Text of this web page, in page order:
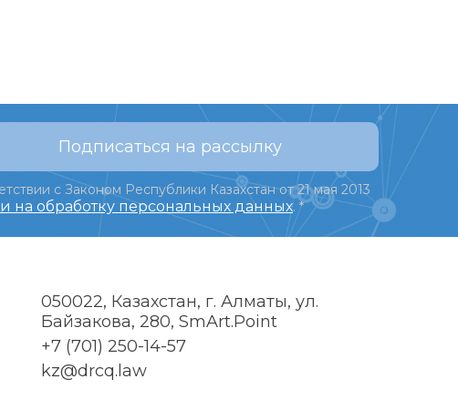
Подписаться на рассылку
с Законом Республики Казахстан от 21 мая 2013
на обработку персональных данных. *
050022, Казахстан, г. Алматы, ул.
Байзакова, 280, SmArt.Point
+7 (701) 250-14-57
kz@drcq.law